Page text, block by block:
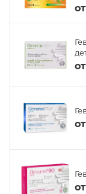
от
от
от
от